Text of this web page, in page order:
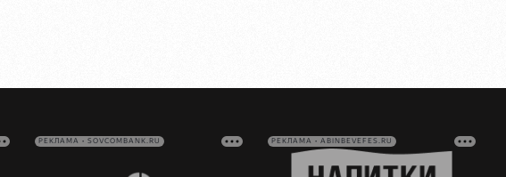
РЕКЛАМА • SOVCOMBANK.RU РЕКЛАМА • ABINBEVEFES.RU